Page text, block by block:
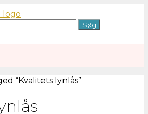
Søg
“Kvalitets lynlås”